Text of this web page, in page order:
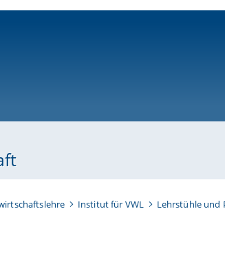
Institut für VWL
Lehrstühle und